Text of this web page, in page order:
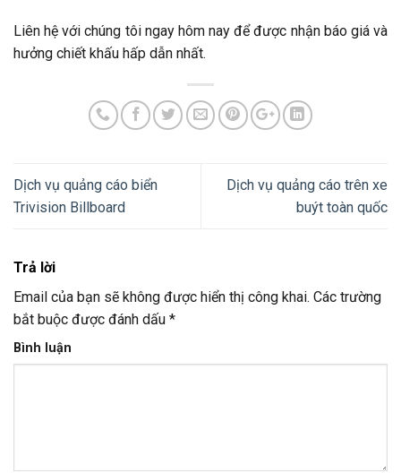
Liên hệ với chúng tôi ngay hôm nay để được nhận báo giá và
hưởng chiết khấu hấp dẫn nhất.
Dịch vụ quảng cáo biển
Trivision Billboard
Dịch vụ quảng cáo trên xe
buýt toàn quốc
Trả lời
Email của bạn sẽ không được hiển thị công khai. Các trường
bắt buộc được đánh dấu *
Bình luận